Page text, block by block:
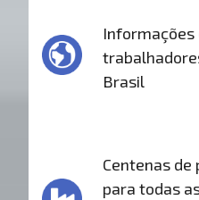
Informações
Brasil
Centenas
para todas